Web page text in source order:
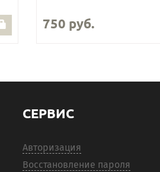
750 руб.
СЕРВИС
Авторизация
Восстановление пароля